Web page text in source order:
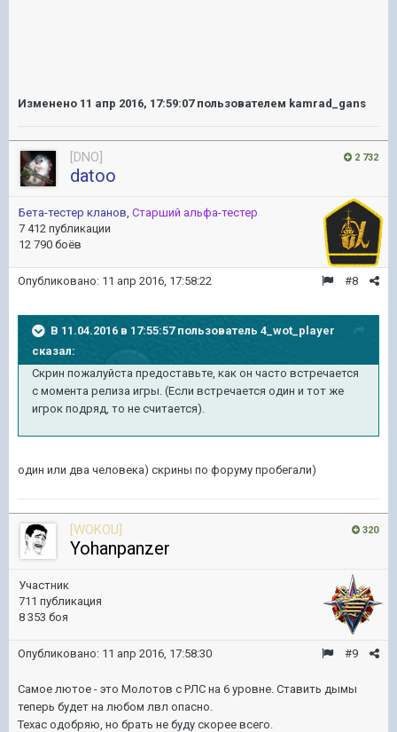
Изменено 11 апр 2016, 17:59:07пользователем kamrad_gans
2 732
[DNO]
datoo
Бета-тестер кланов Старший альфа-тестер
7 412 публикации
12 790 боёв
#8
Опубликовано: 11 апр 2016, 17:58:22
В 11.04.2016 в 17:55:57 пользователь 4_wot_player
сказал:
Скрин пожалуйста предоставьте, как он часто встречается
с момента релиза игры. (Если встречается один и тот же
игрок подряд, то не считается).
один или два человека) скрины по форуму пробегали)
320
[WOKOU]
Yohanpanzer
Участник
711 публикация
8 353 боя
#9
Опубликовано: 11 апр 2016, 17:58:30
Самое лютое - это Молотов с РЛС на 6 уровне. Ставить дымы
теперь будет на любом лвл опасно.
Техас одобряю, но брать не буду скорее всего.